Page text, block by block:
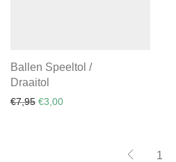
Ballen Speeltol /
Draaitol
€7,95 Oorspronkelijke prijs was: €7,95.
€3,00Huidige prijs is: €3,00.
1